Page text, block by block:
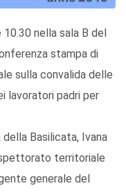
nella sala B del
stampa di
sulla convalida delle
lavoratori padri per
Basilicata, Ivana
territoriale
generale del